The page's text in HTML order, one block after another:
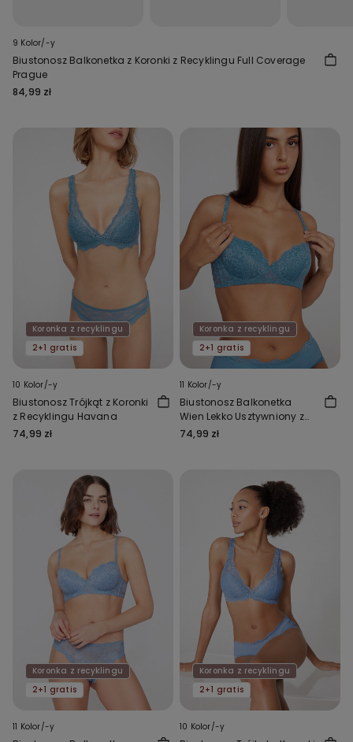
9 Kolor/-y
Biustonosz Balkonetka z Koronki z Recyklingu Full Coverage
Prague
84,99 zł
Koronka z recyklingu
2+1 gratis
10 Kolor/-y
Biustonosz Trójkąt z Koronki
z Recyklingu Havana
74,99 zł
Koronka z recyklingu
2+1 gratis
11 Kolor/-y
Biustonosz Balkonetka
Wien Lekko Usztywniony z
Koronki z Recyklingu
74,99 zł
Koronka z recyklingu
2+1 gratis
11 Kolor/-y
Koronka z recyklingu
2+1 gratis
10 Kolor/-y